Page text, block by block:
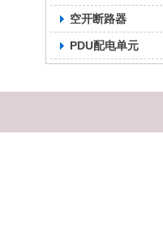
空开断路器
PDU配电单元